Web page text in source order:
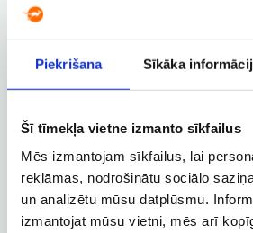
Piekrišana Sīkāka
Šī tīmekļa vietne izmanto sīkfailus
Mēs izmantojam sīkfailus, lai
reklāmas, nodrošinātu sociālo
un analizētu mūsu datplūsmu.
izmantojat mūsu vietni, mēs arī
Rīga RIX – Malaga AGP
Brīvdienas
29.10, C.
Rīga RIX – Malaga AGP
Brīvdienas
Norwegian Air Suttle